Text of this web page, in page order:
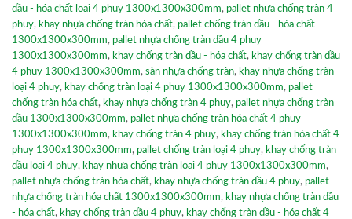
dầu - hóa chất loại 4 phuy 1300x1300x300mm, pallet nhựa chống tràn 4
phuy, khay nhựa chống tràn hóa chất, pallet chống tràn dầu - hóa chất
1300x1300x300mm, pallet nhựa chống tràn dầu 4 phuy
1300x1300x300mm, khay chống tràn dầu - hóa chất, khay chống tràn dầu
4 phuy 1300x1300x300mm, sàn nhựa chống tràn, khay nhựa chống tràn
loại 4 phuy, khay chống tràn loại 4 phuy 1300x1300x300mm, pallet
chống tràn hóa chất, khay nhựa chống tràn 4 phuy, pallet nhựa chống tràn
dầu 1300x1300x300mm, pallet nhựa chống tràn hóa chất 4 phuy
1300x1300x300mm, khay chống tràn 4 phuy, khay chống tràn hóa chất 4
phuy 1300x1300x300mm, pallet chống tràn loại 4 phuy, khay chống tràn
dầu loại 4 phuy, khay nhựa chống tràn loại 4 phuy 1300x1300x300mm,
pallet nhựa chống tràn hóa chất, khay nhựa chống tràn dầu 4 phuy, pallet
nhựa chống tràn hóa chất 1300x1300x300mm, khay nhựa chống tràn dầu
- hóa chất, khay chống tràn dầu 4 phuy, khay chống tràn dầu - hóa chất 4